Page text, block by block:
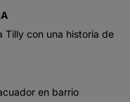
Tilly con una historia de
en barrio